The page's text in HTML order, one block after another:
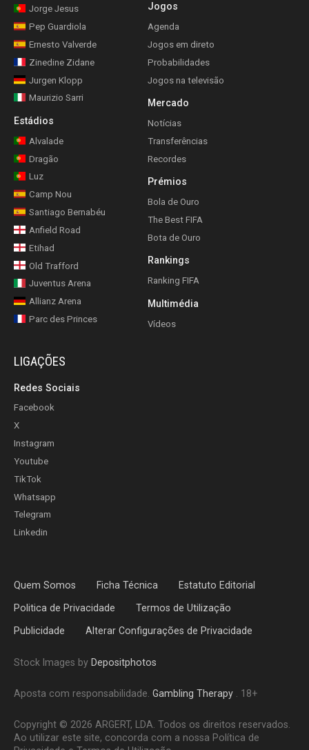
Jorge Jesus
Pep Guardiola
Ernesto Valverde
Zinedine Zidane
Jurgen Klopp
Maurizio Sarri
Estádios
Alvalade
Dragão
Luz
Camp Nou
Santiago Bernabéu
Anfield Road
Etihad
Old Trafford
Juventus Arena
Allianz Arena
Parc des Princes
Jogos
Agenda
Jogos em direto
Probabilidades
Jogos na televisão
Mercado
Notícias
Transferências
Recordes
Prémios
Bola de Ouro
The Best FIFA
Bota de Ouro
Rankings
Ranking FIFA
Multimédia
Vídeos
LIGAÇÕES
Redes Sociais
Facebook
X
Instagram
Youtube
TikTok
Whatsapp
Telegram
Linkedin
Quem Somos Ficha Técnica Estatuto Editorial
Politica de Privacidade Termos de Utilização
Publicidade Alterar Configurações de Privacidade
Stock Images by Depositphotos
Aposta com responsabilidade. Gambling Therapy. 18+
Copyright © 2026 ARGERT, LDA. Todos os direitos reservados.
Ao utilizar este site, concorda com a nossa Política de